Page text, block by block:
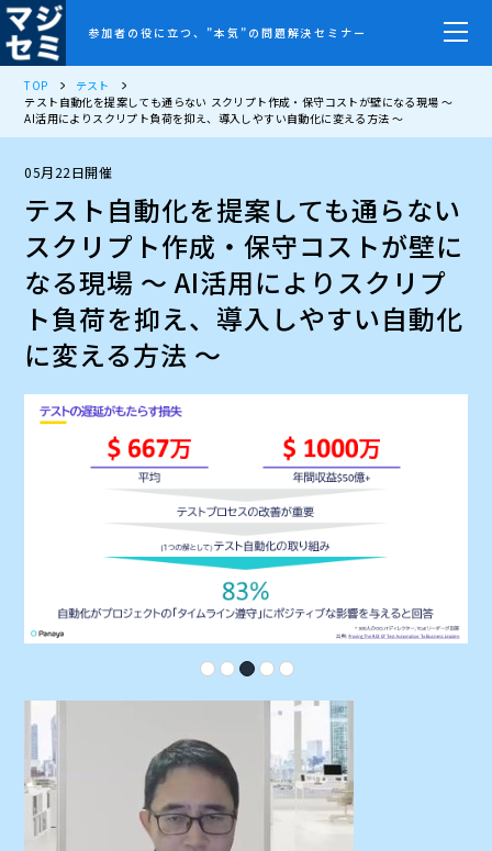
参加者の役に立つ、”本気”の問題解決セミナー
TOP
テスト
テスト自動化を提案しても通らない―― スクリプト作成・保守コストが壁になる現場 ～
AI活用によりスクリプト負荷を抑え、導入しやすい自動化に変える方法 ～
05月22日開催
テスト自動化を提案しても通らない――
スクリプト作成・保守コストが壁に
なる現場 ～ AI活用によりスクリプ
ト負荷を抑え、導入しやすい自動化
に変える方法 ～